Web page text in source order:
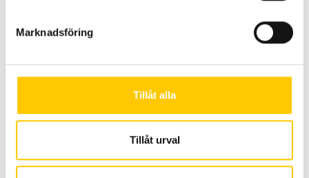
Marknadsföring
Tillåt alla
Tillåt urval
Kärnan i Hellas personaltrupp utgörs av ingenjörer
produktutveckling, laboratorietester och
tillverkningsprocesser, men designers och
marknadsförare spelar en lika viktig roll i det
ständigt pågående arbetet med att utveckla Hellas